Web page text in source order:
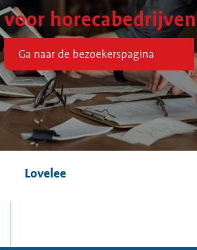
voor horecabedrijven
Ga naar de bezoekerspagina
Lovelee